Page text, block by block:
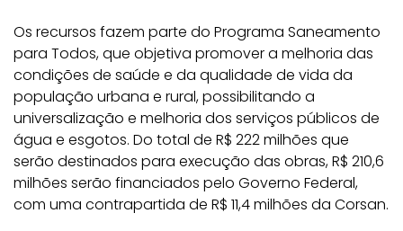
Os recursos fazem parte do Programa Saneamento
para Todos, que objetiva promover a melhoria das
condições de saúde e da qualidade de vida da
população urbana e rural, possibilitando a
universalização e melhoria dos serviços públicos de
água e esgotos. Do total de R$ 222 milhões que
serão destinados para execução das obras, R$ 210,6
milhões serão financiados pelo Governo Federal,
com uma contrapartida de R$ 11,4 milhões da Corsan.